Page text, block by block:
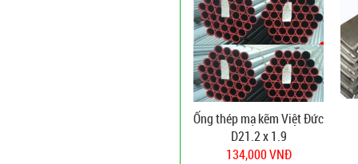
Ống thép mạ kẽm Việt Đức
D21.2 x 1.9
134,000 VNĐ